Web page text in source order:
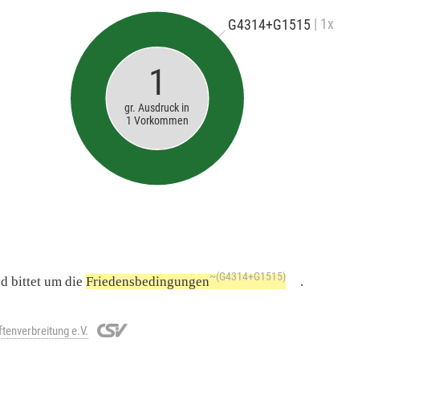
1
gr. Ausdruck in
1 Vorkommen
G4314+G1515 | 1x
bittetum die Friedensbedingungen~(G4314+G1515) .
e.V.